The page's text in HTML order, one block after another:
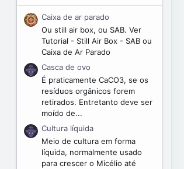
Caixa de ar parado
Ou still air box, ou SAB. Ver
Tutorial - Still Air Box - SAB ou
Caixa de Ar Parado
Casca de ovo
É praticamente CaCO3, se os
resíduos orgânicos forem
retirados. Entretanto deve ser
moído de...
Cultura líquida
Meio de cultura em forma
líquida, normalmente usado
para crescer o Micélio até